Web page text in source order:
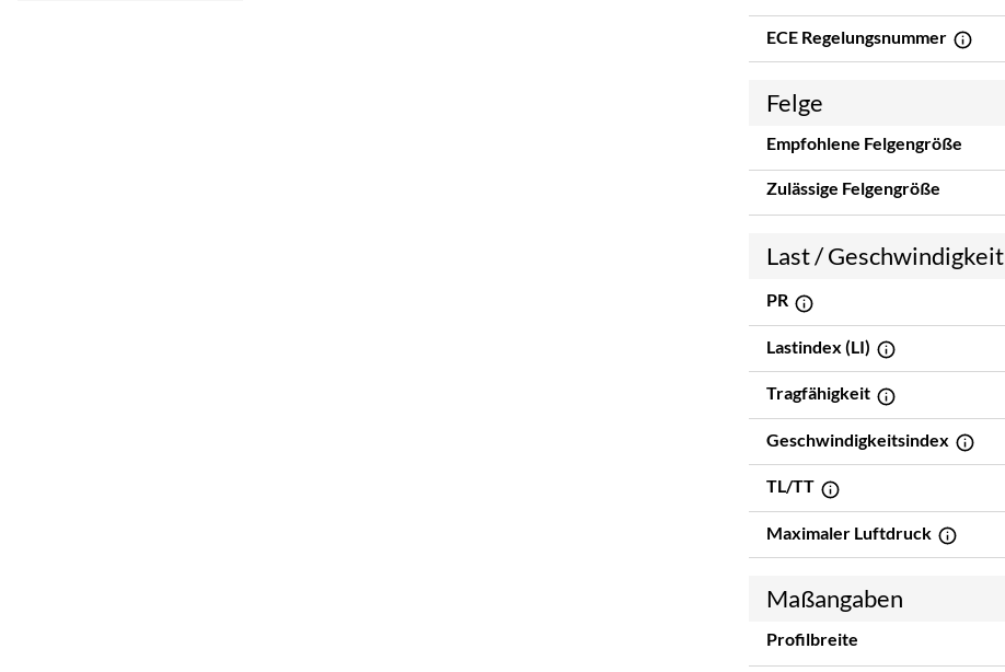
ECE Regelungsnummer
Felge
Empfohlene Felgengröße
Zulässige Felgengröße
Last / Geschwindigkeit
PR
Lastindex (LI)
Tragfähigkeit
Geschwindigkeitsindex
TL/TT
Maximaler Luftdruck
Maßangaben
Profilbreite